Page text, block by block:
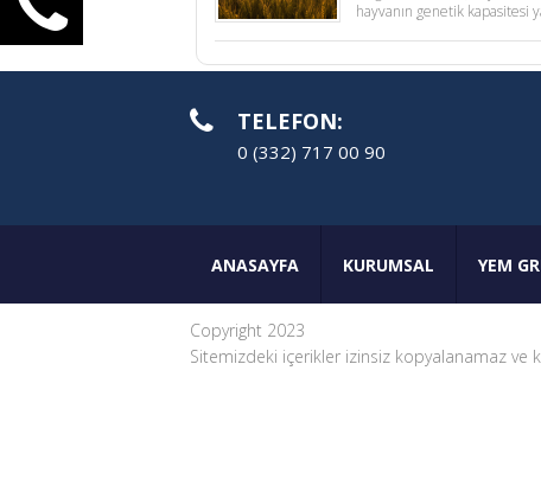
hayvanın genetik kapasitesi
TELEFON:
0 (332) 717 00 90
ANASAYFA KURUMSAL YEM
Copyright 2023
Sitemizdeki içerikler izinsiz kopyalanamaz ve